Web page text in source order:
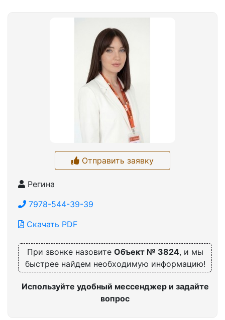
Отправить заявку
Регина
7978-544-39-39
Скачать PDF
При звонке назовите Объект № 3824, и мы
быстрее найдем необходимую информацию!
Используйте удобный мессенджер и задайте
вопрос